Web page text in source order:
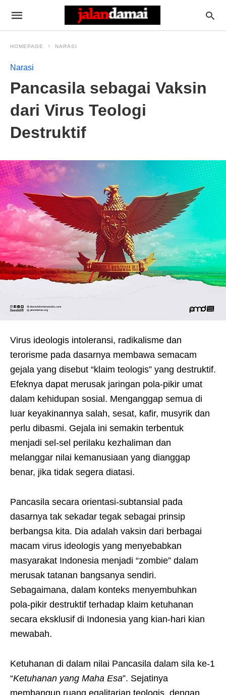
HOMEPAGE NARASI
Narasi
Pancasila sebagai Vaksin
dari Virus Teologi
Destruktif
Virus ideologis intoleransi, radikalisme dan
terorisme pada dasarnya membawa semacam
gejala yang disebut “klaim teologis” yang destruktif.
Efeknya dapat merusak jaringan pola-pikir umat
dalam kehidupan sosial. Menganggap semua di
luar keyakinannya salah, sesat, kafir, musyrik dan
perlu dibasmi. Gejala ini semakin terbentuk
menjadi sel-sel perilaku kezhaliman dan
melanggar nilai kemanusiaan yang dianggap
benar, jika tidak segera diatasi.
Pancasila secara orientasi-subtansial pada
dasarnya tak sekadar tegak sebagai prinsip
berbangsa kita. Dia adalah vaksin dari berbagai
macam virus ideologis yang menyebabkan
masyarakat Indonesia menjadi “zombie” dalam
merusak tatanan bangsanya sendiri.
Sebagaimana, dalam konteks menyembuhkan
pola-pikir destruktif terhadap klaim ketuhanan
secara eksklusif di Indonesia yang kian-hari kian
mewabah.
Ketuhanan di dalam nilai Pancasila dalam sila ke-1
“Ketuhanan yang Maha Esa”. Sejatinya
membangun ruang egalitarian teologis, dengan